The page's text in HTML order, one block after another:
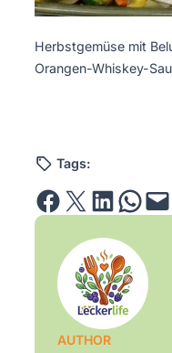
Herbstgemüse mit
Orangen-Whiskey-
Tags:
Share on Facebook Email this Page Share on LinkedIn Share on WhatsApp Email this Page
AUTHOR